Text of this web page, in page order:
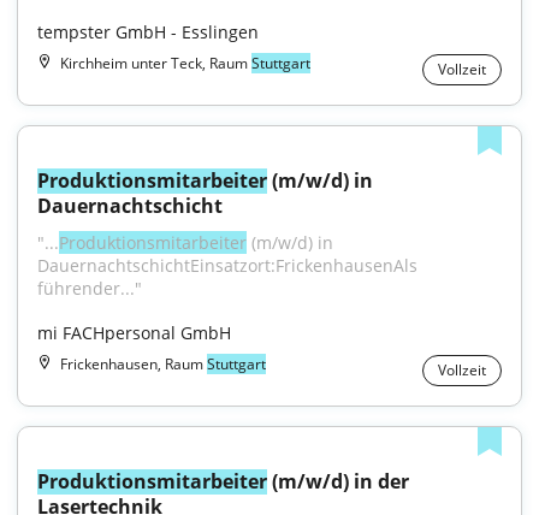
tempster GmbH - Esslingen
Kirchheim unter Teck, RaumStuttgart Vollzeit
Produktionsmitarbeiter (m/w/d) in
Dauernachtschicht
"...Produktionsmitarbeiter (m⁠/⁠w⁠/⁠d) in
DauernachtschichtEinsatzort:FrickenhausenAls
führender..."
mi FACHpersonal GmbH
Frickenhausen, RaumStuttgart Vollzeit
Produktionsmitarbeiter (m/w/d) in der
Lasertechnik